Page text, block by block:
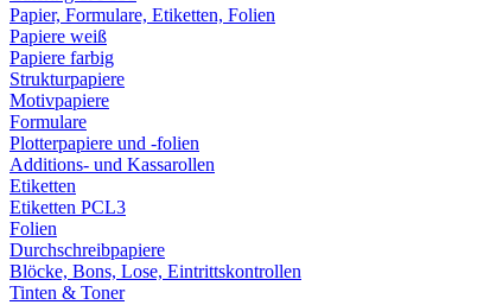
Papier, Formulare, Etiketten, Folien
Papiere weiß
Papiere farbig
Strukturpapiere
Motivpapiere
Formulare
Plotterpapiere und -folien
Additions- und Kassarollen
Etiketten
Etiketten PCL3
Folien
Durchschreibpapiere
Blöcke, Bons, Lose, Eintrittskontrollen
Tinten & Toner